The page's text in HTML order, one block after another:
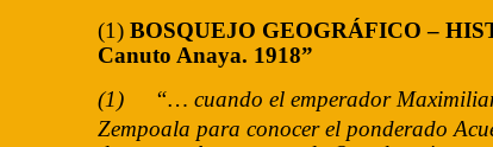
(1) BOSQUEJO GEOGRÁFICO –
Canuto Anaya. 1918”
(1)
“… cuando el emperador
Zempoala para conocer el ponderado